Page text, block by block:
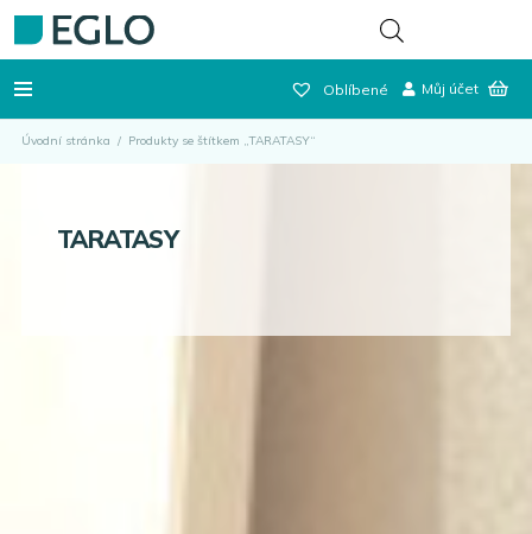
Oblíbené Můj účet
Úvodní stránka / Produkty se štítkem „TARATASY“
TARATASY